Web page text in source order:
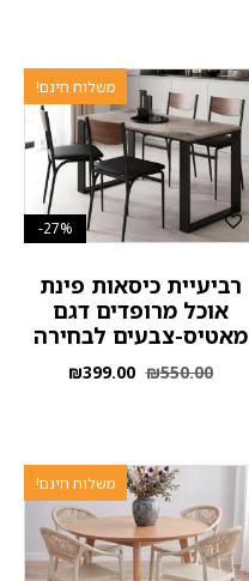
משלוח חינם!
27%-
רביעיית כיסאות פינת
אוכל מרופדים דגם
מאטיס-צבעים לבחירה
₪550.00
₪399.00
משלוח חינם!